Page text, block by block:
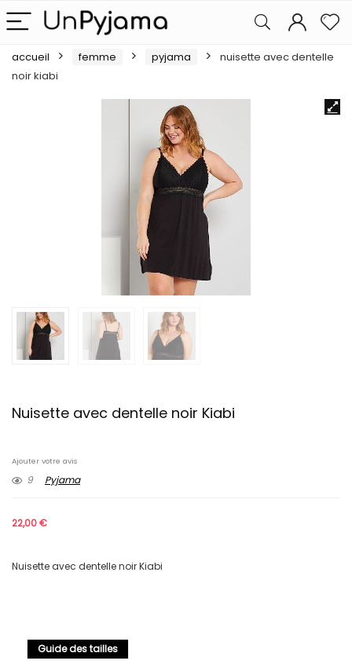
accueil femme pyjama
nuisette avec dentelle
noir kiabi
Nuisette avec dentelle noir Kiabi
Ajouter votre avis
9 Pyjama
22,00€
Nuisette avec dentelle noir Kiabi
Guide des tailles